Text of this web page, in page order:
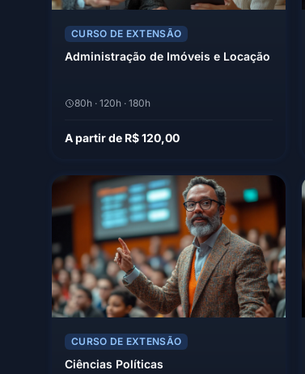
CURSO DE EXTENSÃO
Administração de Imóveis e Locação
80h · 120h · 180h
A partir de R$ 120,00
CURSO DE EXTENSÃO
Ciências Políticas